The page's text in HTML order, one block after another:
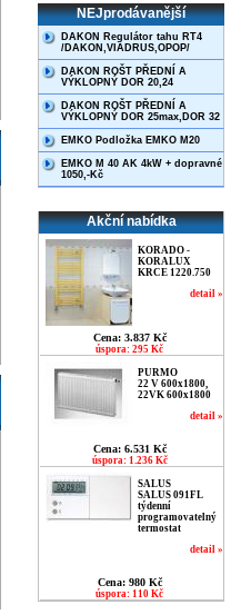
NEJprodávanější
DAKON Regulátor tahu RT4
/DAKON,VIADRUS,OPOP/
DAKON ROŠT PŘEDNÍ A
VÝKLOPNÝ DOR 20,24
DAKON ROŠT PŘEDNÍ A
VÝKLOPNÝ DOR 25max,DOR 32
EMKO Podložka EMKO M20
EMKO M 40 AK 4kW + dopravné
1050,-Kč
Akční nabídka
KORADO -
KORALUX
KRCE 1220.750
detail »
Cena: 3.837 Kč
úspora: 295 Kč
PURMO
22 V 600x1800,
22VK 600x1800
detail »
Cena: 6.531 Kč
úspora: 1.236 Kč
SALUS
SALUS 091FL
týdenní
programovatelný
termostat
detail »
Cena: 980 Kč
úspora: 110 Kč